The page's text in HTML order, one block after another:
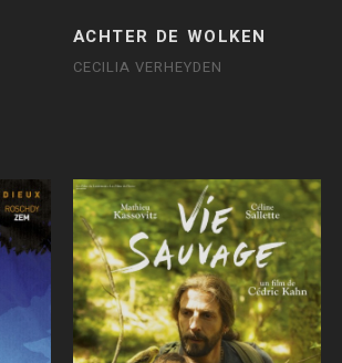
ACHTER DE WOLKEN
CECILIA VERHEYDEN